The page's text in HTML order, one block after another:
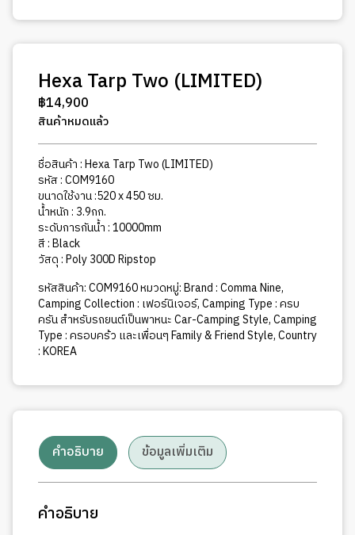
Hexa Tarp Two (LIMITED)
฿14,900
สินค้าหมดแล้ว
ชื่อสินค้า : Hexa Tarp Two (LIMITED)
รหัส : COM9160
ขนาดใช้งาน :520 x 450 ซม.
น้ำหนัก : 3.9กก.
ระดับการกันน้ำ : 10000mm
สี : Black
วัสดุ : Poly 300D Ripstop
รหัสสินค้า:COM9160หมวดหมู่:Brand : Comma Nine,
Camping Collection : เฟอร์นิเจอร์,Camping Type : ครบ
ครัน สำหรับรถยนต์เป็นพาหนะ Car-Camping Style,Camping
Type : ครอบคร้ว และเพื่อนๆ Family & Friend Style,Country
: KOREA
คำอธิบาย ข้อมูลเพิ่มเติม
คำอธิบาย